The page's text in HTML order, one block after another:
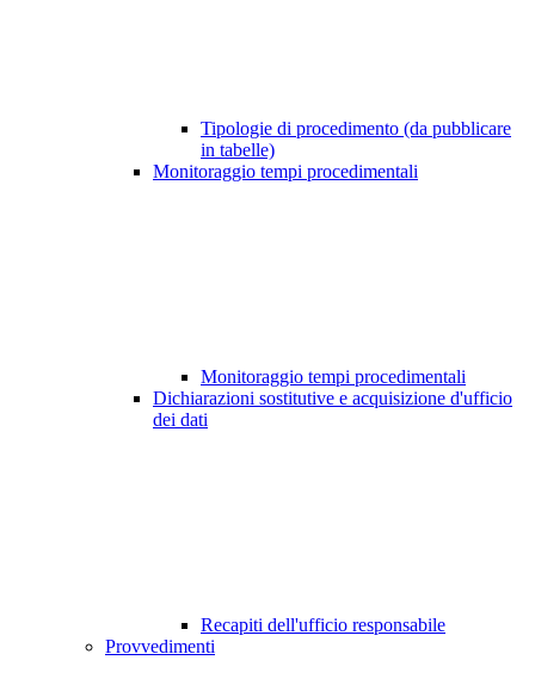
Tipologie di procedimento (da pubblicare
in tabelle)
Monitoraggio tempi procedimentali
Monitoraggio tempi procedimentali
Dichiarazioni sostitutive e acquisizione d'ufficio
dei dati
Recapiti dell'ufficio responsabile
Provvedimenti